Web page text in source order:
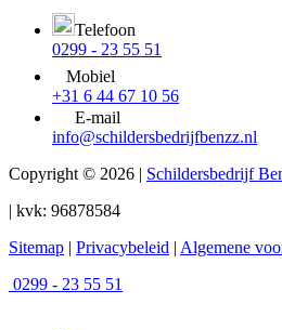
Telefoon
0299 - 23 55 51
Mobiel
+31 6 44 67 10 56
E-mail
info@schildersbedrijfbenzz.nl
Copyright © 2026 | Schildersbedrijf
| kvk: 96878584
Sitemap | Privacybeleid | Algemene
0299 - 23 55 51